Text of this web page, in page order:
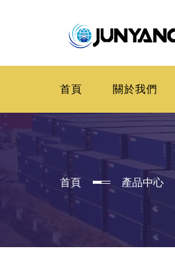
首頁 關於我們
首頁 產品中心